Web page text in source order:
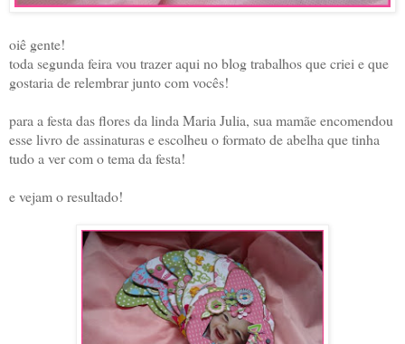
oiê gente!
toda segunda feira vou trazer aqui no blog trabalhos que criei e que
gostaria de relembrar junto com vocês!
para a festa das flores da linda Maria Julia, sua mamãe encomendou
esse livro de assinaturas e escolheu o formato de abelha que tinha
tudo a ver com o tema da festa!
e vejam o resultado!